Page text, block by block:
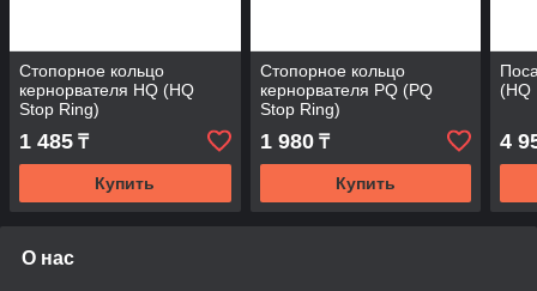
Стопорное кольцо
кернорвателя HQ (HQ
Stop Ring)
1 485 ₸
Купить
Стопорное кольцо
кернорвателя PQ (PQ
Stop Ring)
1 980₸
Купить
(HQ
4
О нас